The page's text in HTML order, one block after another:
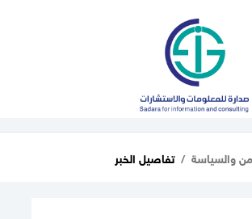
والسياسة تفاصيل الخبر